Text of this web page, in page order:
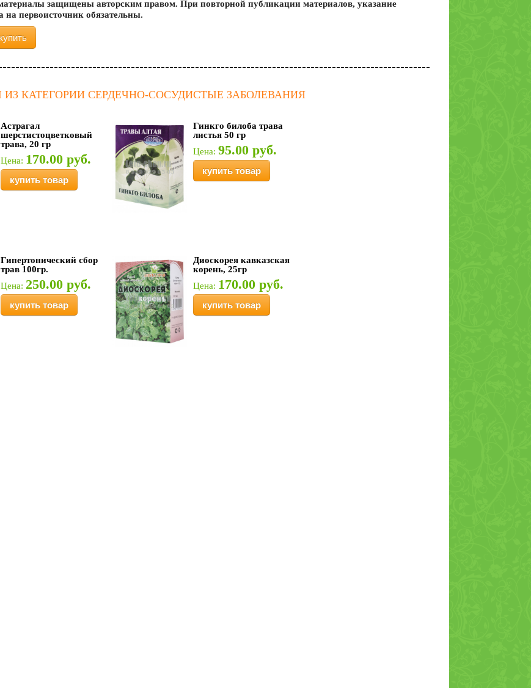
защищены авторским правом. При повторной публикации материалов, указание
на первоисточник обязательны.
КАТЕГОРИИ СЕРДЕЧНО-СОСУДИСТЫЕ ЗАБОЛЕВАНИЯ
Астрагал
шерстистоцветковый
трава, 20 гр
Цена: 170.00 руб.
купить товар
Гинкго билоба трава
листья 50 гр
Цена: 95.00 руб.
купить товар
Гипертонический сбор
трав 100гр.
Цена: 250.00 руб.
купить товар
Диоскорея кавказская
корень, 25гр
Цена: 170.00 руб.
купить товар